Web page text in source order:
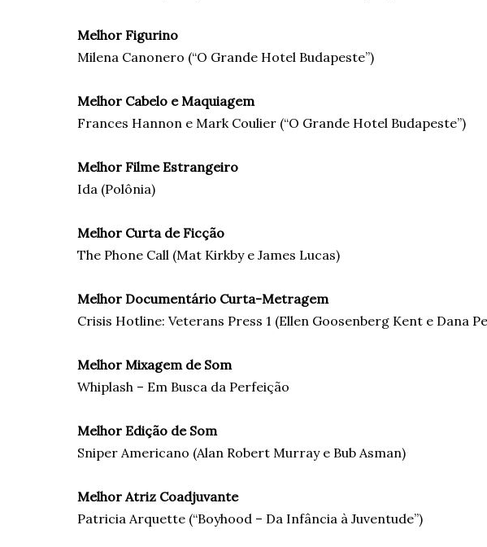
Melhor Figurino
Milena Canonero (“O Grande Hotel Budapeste”)
Melhor Cabelo e Maquiagem
Frances Hannon e Mark Coulier (“O Grande Hotel Budapeste”)
Melhor Filme Estrangeiro
Ida (Polônia)
Melhor Curta de Ficção
The Phone Call (Mat Kirkby e James Lucas)
Melhor Documentário Curta-Metragem
Crisis Hotline: Veterans Press 1 (Ellen Goosenberg Kent e Dana
Melhor Mixagem de Som
Whiplash – Em Busca da Perfeição
Melhor Edição de Som
Sniper Americano (Alan Robert Murray e Bub Asman)
Melhor Atriz Coadjuvante
Patricia Arquette (“Boyhood – Da Infância à Juventude”)